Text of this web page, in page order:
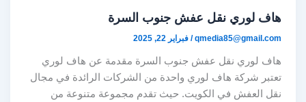
هاف لوري نقل عفش جنوب السرة
qmedia85@gmail.com
/فبراير 22, 2025
هاف لوري نقل عفش جنوب السرة مقدمة عن هاف لوري
تعتبر شركة هاف لوري واحدة من الشركات الرائدة في مجال
نقل العفش في الكويت. حيث تقدم مجموعة متنوعة من